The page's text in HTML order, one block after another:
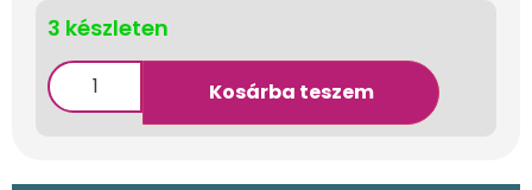
3 készleten
Kosárba teszem